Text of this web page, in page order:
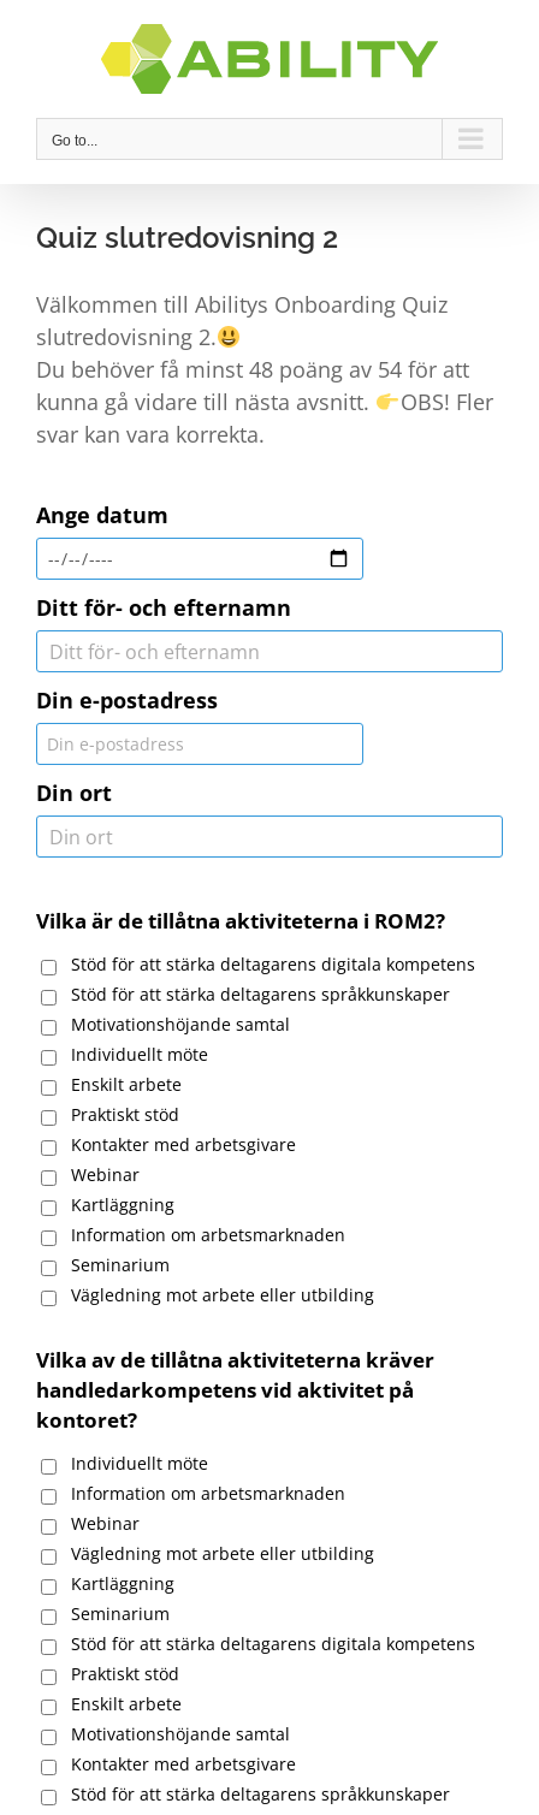
Go to...
Quiz slutredovisning 2
Välkommen till Abilitys Onboarding Quiz
slutredovisning 2.
Du behöver få minst 48 poäng av 54 för att
kunna gå vidare till nästa avsnitt.
OBS! Fler
svar kan vara korrekta.
Ange datum
Ditt för- och efternamn
Din e-postadress
Din ort
Vilka är de tillåtna aktiviteterna i ROM2?
Stöd för att stärka deltagarens digitala kompetens
Stöd för att stärka deltagarens språkkunskaper
Motivationshöjande samtal
Individuellt möte
Enskilt arbete
Praktiskt stöd
Kontakter med arbetsgivare
Webinar
Kartläggning
Information om arbetsmarknaden
Seminarium
Vägledning mot arbete eller utbilding
Vilka av de tillåtna aktiviteterna kräver
handledarkompetens vid aktivitet på
kontoret?
Individuellt möte
Information om arbetsmarknaden
Webinar
Vägledning mot arbete eller utbilding
Kartläggning
Seminarium
Stöd för att stärka deltagarens digitala kompetens
Praktiskt stöd
Enskilt arbete
Motivationshöjande samtal
Kontakter med arbetsgivare
Stöd för att stärka deltagarens språkkunskaper